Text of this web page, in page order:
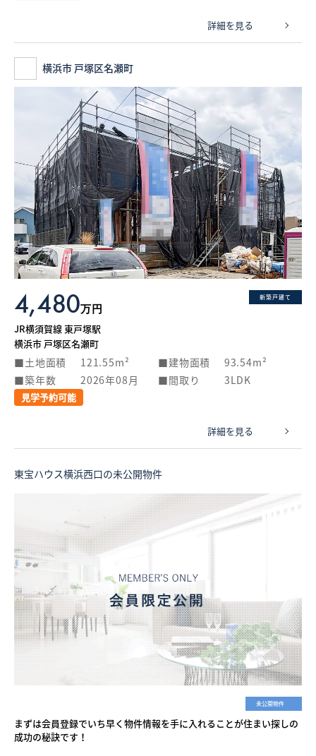
詳細を見る
横浜市 戸塚区名瀬町
新築戸建て
4,480万円
JR横須賀線 東戸塚駅
横浜市 戸塚区名瀬町
土地面積 121.55m² 建物面積
93.54m²
築年数
2026年08月 間取り 3LDK
見学予約可能
詳細を見る
東宝ハウス横浜西口の未公開物件
未公開物件
まずは会員登録でいち早く物件情報を手に入れることが住まい探しの
成功の秘訣です！